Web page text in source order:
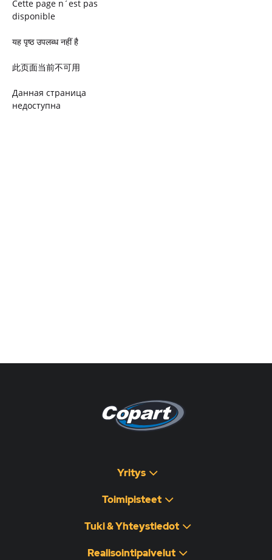
Cette page n´est pas
disponible
यह पृष्ठ उपलब्ध नहीं है
此页面当前不可用
Данная страница
недоступна
Yritys
Toimipisteet
Tuki & Yhteystiedot
Realisointipalvelut